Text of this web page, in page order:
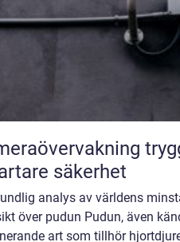
trygghet, ansvar och
säkerhet
analys av världens
över pudun Pudun, även
art som tillhör